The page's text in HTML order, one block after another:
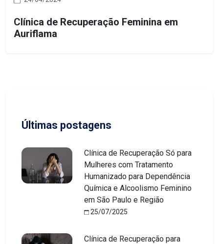
Clínica de Recuperação Feminina em
Auriflama
Últimas postagens
Clínica de Recuperação Só para
Mulheres com Tratamento
Humanizado para Dependência
Química e Alcoolismo Feminino
em São Paulo e Região
25/07/2025
Clínica de Recuperação para